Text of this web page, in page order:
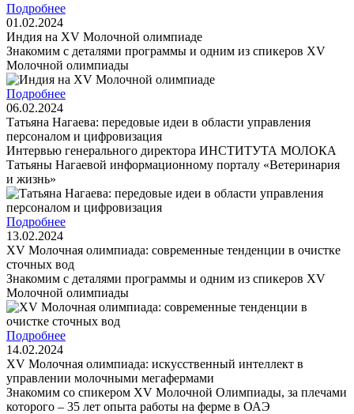
Подробнее
01.02.2024
Индия на XV Молочной олимпиаде
Знакомим с деталями программы и одним из спикеров XV
Молочной олимпиады
Подробнее
06.02.2024
Татьяна Нагаева: передовые идеи в области управления
персоналом и цифровизация
Интервью генерального директора ИНСТИТУТА МОЛОКА
Татьяны Нагаевой информационному порталу «Ветеринария
и жизнь»
Подробнее
13.02.2024
XV Молочная олимпиада: современные тенденции в очистке
сточных вод
Знакомим с деталями программы и одним из спикеров XV
Молочной олимпиады
Подробнее
14.02.2024
XV Молочная олимпиада: искусственный интеллект в
управлении молочными мегафермами
Знакомим со спикером XV Молочной Олимпиады, за плечами
которого – 35 лет опыта работы на ферме в ОАЭ